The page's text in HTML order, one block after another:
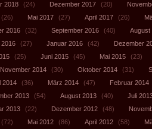
2018 (24) Dezember 2017 (20)
(26) Mai 2017 (27) April 2017 (26)
2016 (32) September 2016 (40)
August
(27) Januar 2016 (42)
Dezember
(25) Juni 2015 (45) Mai 2015
(23)
November 2014 (30) Oktober 2014 (31)
2014 (36) März 2014 (47) Februar 2014
2013 (54) August 2013 (40)
Juli
2013 (22) Dezember 2012 (48)
(72) Mai 2012 (86) April 2012 (58)